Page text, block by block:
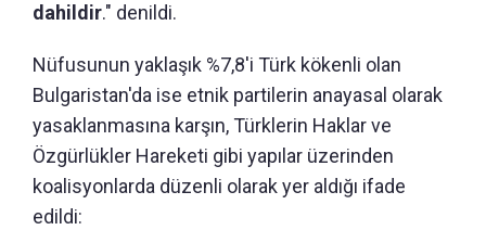
dahildir." denildi.
Nüfusunun yaklaşık %7,8'i Türk kökenli olan
Bulgaristan'da ise etnik partilerin anayasal olarak
yasaklanmasına karşın, Türklerin Haklar ve
Özgürlükler Hareketi gibi yapılar üzerinden
koalisyonlarda düzenli olarak yer aldığı ifade
edildi: